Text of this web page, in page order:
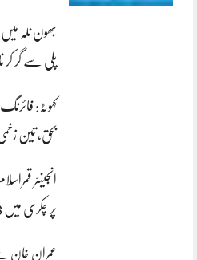
بھون نلہ
پلی سے گر کر
کہوٹہ:
بحق، تین
انجینئر
پر چکری میں 16 افراد کا کامیاب ریسکیو
عمران خان